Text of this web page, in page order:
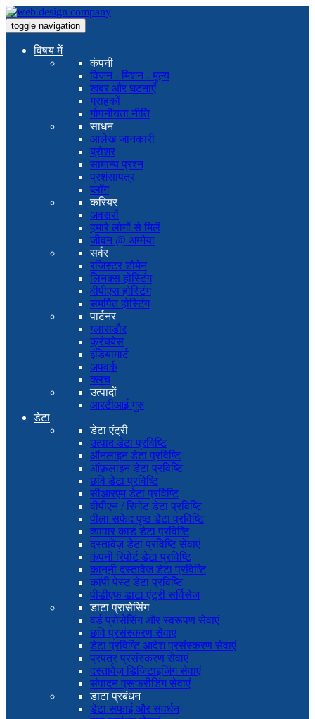
toggle navigation
विषय में
कंपनी
विजन - मिशन - मूल्य
खबर और घटनाएँ
ग्राहकों
गोपनीयता नीति
साधन
आलेख जानकारी
ब्रोशर
सामान्य प्रश्न
प्रशंसापत्र
ब्लॉग
करियर
अवसरों
हमारे लोगों से मिलें
जीवन @ अम्मैया
सर्वर
रजिस्टर डोमेन
लिनक्स होस्टिंग
वीपीएस होस्टिंग
समर्पित होस्टिंग
पार्टनर
ग्लासडौर
क्रंचबेस
इंडियामार्ट
अपवर्क
क्लच
उत्पादों
आरटीआई गुरु
डेटा
डेटा एंट्री
उत्पाद डेटा प्रविष्टि
ऑनलाइन डेटा प्रविष्टि
ऑफ़लाइन डेटा प्रविष्टि
छवि डेटा प्रविष्टि
सीआरएम डेटा प्रविष्टि
वीपीएन / रिमोट डेटा प्रविष्टि
पीला सफेद पृष्ठ डेटा प्रविष्टि
व्यापार कार्ड डेटा प्रविष्टि
दस्तावेज़ डेटा प्रविष्टि सेवाएं
कंपनी रिपोर्ट डेटा प्रविष्टि
कानूनी दस्तावेज डेटा प्रविष्टि
कॉपी पेस्ट डेटा प्रविष्टि
पीडीएफ डाटा एंट्री सर्विसेज
डाटा प्रासेसिंग
वर्ड प्रोसेसिंग और स्वरूपण सेवाएं
छवि प्रसंस्करण सेवाएं
डेटा प्रविष्टि आदेश प्रसंस्करण सेवाएं
प्रपत्र प्रसंस्करण सेवाएं
दस्तावेज़ डिजिटाइजिंग सेवाएं
संपादन प्रूफरीडिंग सेवाएं
डाटा प्रबंधन
डेटा सफाई और संवर्धन